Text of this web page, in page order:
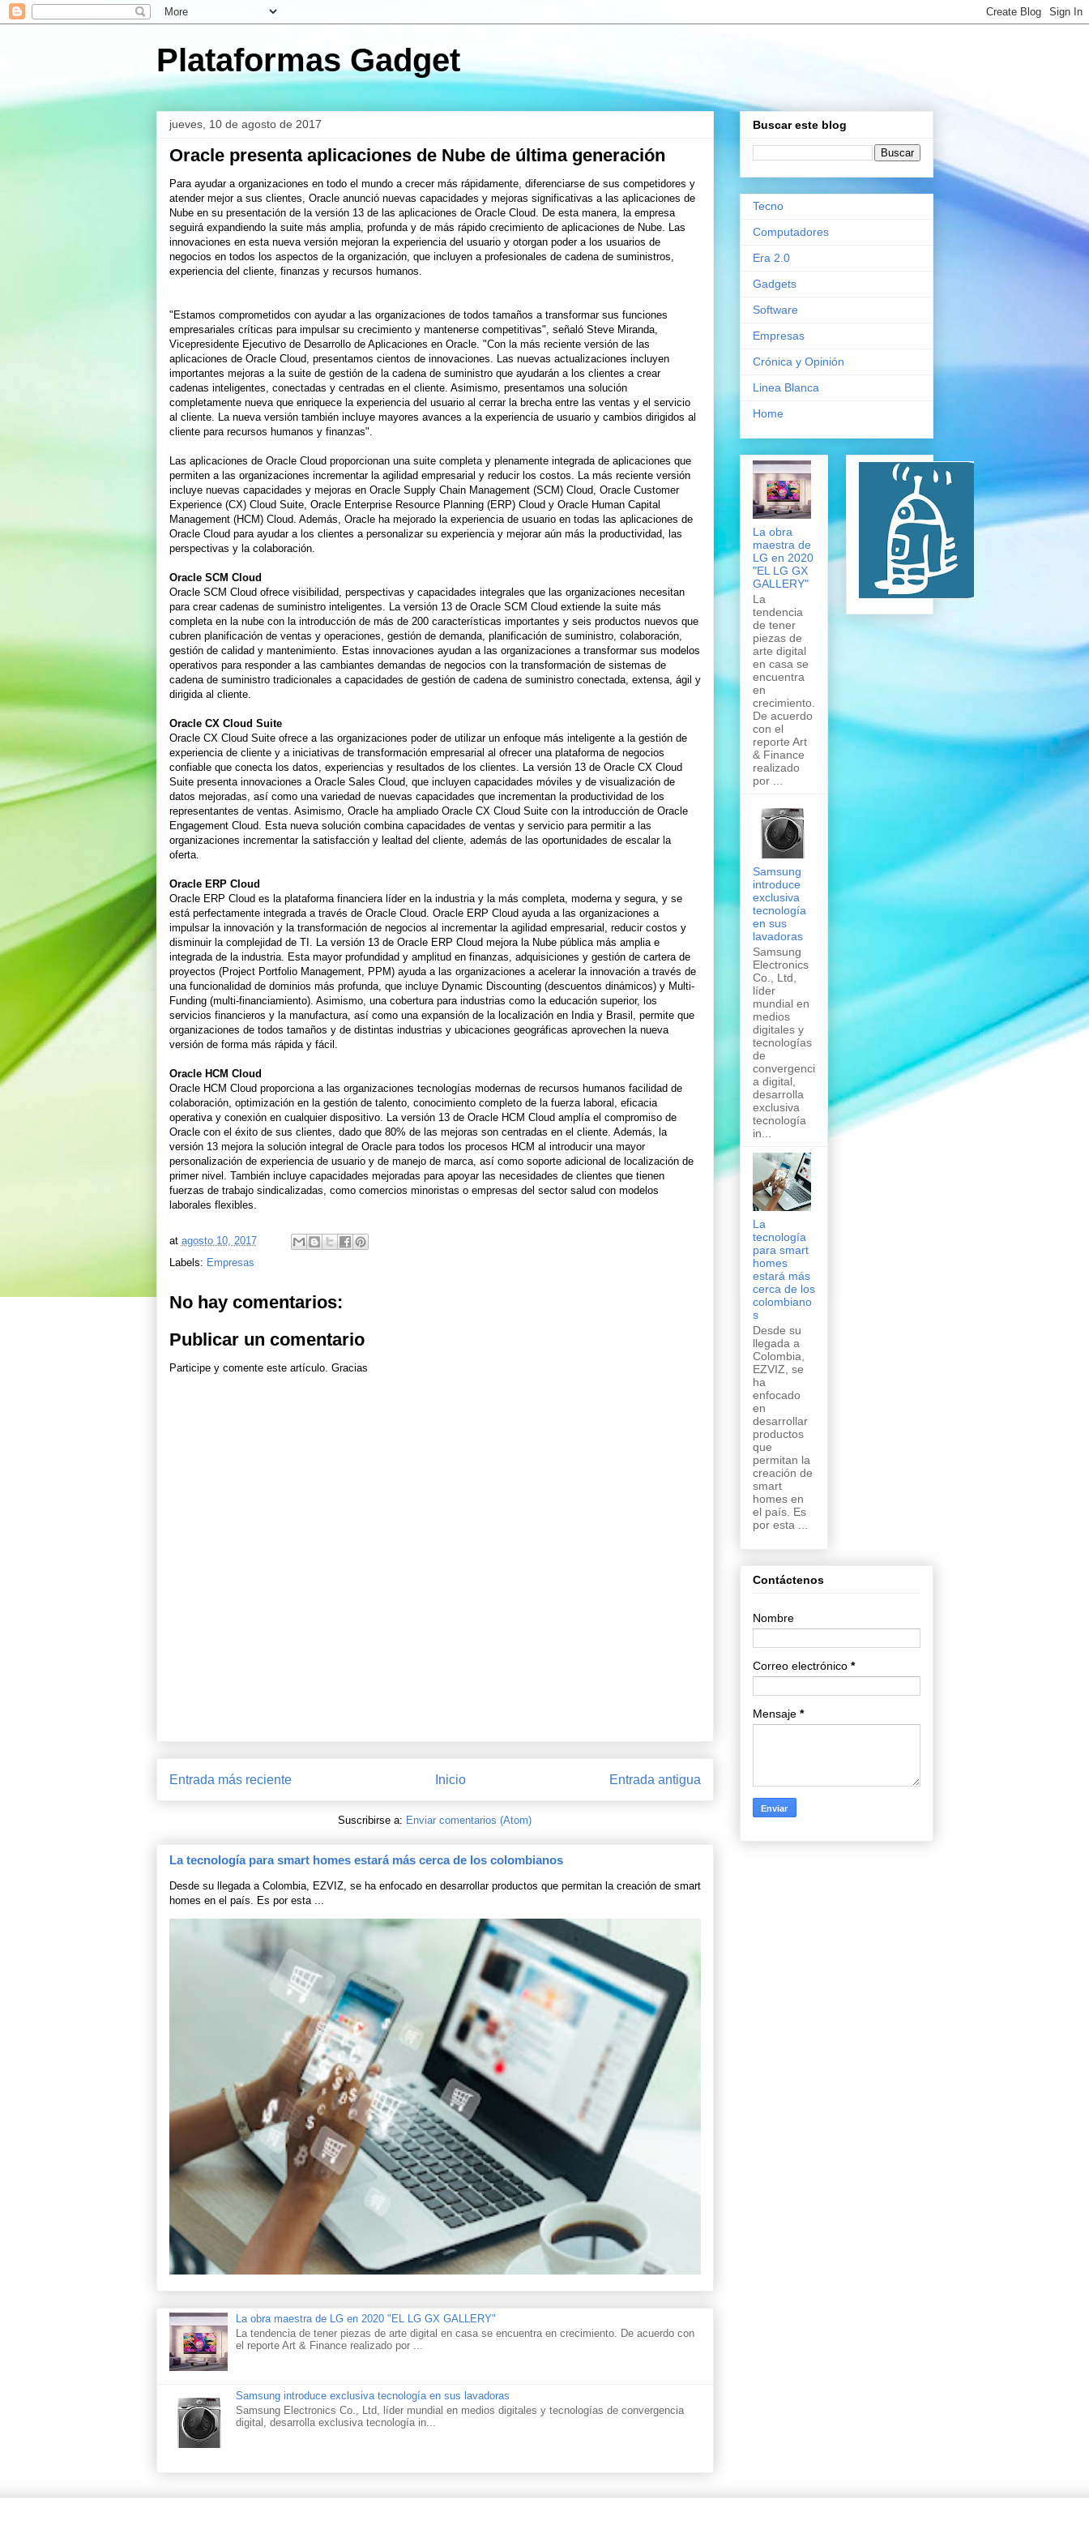
Plataformas Gadget
jueves, 10 de agosto de 2017
Oracle presenta aplicaciones de Nube de última generación
Para ayudar a organizaciones en todo el mundo a crecer más rápidamente, diferenciarse de sus competidores y
atender mejor a sus clientes, Oracle anunció nuevas capacidades y mejoras significativas a las aplicaciones de
Nube en su presentación de la versión 13 de las aplicaciones de Oracle Cloud. De esta manera, la empresa
seguirá expandiendo la suite más amplia, profunda y de más rápido crecimiento de aplicaciones de Nube. Las
innovaciones en esta nueva versión mejoran la experiencia del usuario y otorgan poder a los usuarios de
negocios en todos los aspectos de la organización, que incluyen a profesionales de cadena de suministros,
experiencia del cliente, finanzas y recursos humanos.
"Estamos comprometidos con ayudar a las organizaciones de todos tamaños a transformar sus funciones
empresariales críticas para impulsar su crecimiento y mantenerse competitivas", señaló Steve Miranda,
Vicepresidente Ejecutivo de Desarrollo de Aplicaciones en Oracle. "Con la más reciente versión de las
aplicaciones de Oracle Cloud, presentamos cientos de innovaciones. Las nuevas actualizaciones incluyen
importantes mejoras a la suite de gestión de la cadena de suministro que ayudarán a los clientes a crear
cadenas inteligentes, conectadas y centradas en el cliente. Asimismo, presentamos una solución
completamente nueva que enriquece la experiencia del usuario al cerrar la brecha entre las ventas y el servicio
al cliente. La nueva versión también incluye mayores avances a la experiencia de usuario y cambios dirigidos al
cliente para recursos humanos y finanzas".
Las aplicaciones de Oracle Cloud proporcionan una suite completa y plenamente integrada de aplicaciones que
permiten a las organizaciones incrementar la agilidad empresarial y reducir los costos. La más reciente versión
incluye nuevas capacidades y mejoras en Oracle Supply Chain Management (SCM) Cloud, Oracle Customer
Experience (CX) Cloud Suite, Oracle Enterprise Resource Planning (ERP) Cloud y Oracle Human Capital
Management (HCM) Cloud. Además, Oracle ha mejorado la experiencia de usuario en todas las aplicaciones de
Oracle Cloud para ayudar a los clientes a personalizar su experiencia y mejorar aún más la productividad, las
perspectivas y la colaboración.
Oracle SCM Cloud
Oracle SCM Cloud ofrece visibilidad, perspectivas y capacidades integrales que las organizaciones necesitan
para crear cadenas de suministro inteligentes. La versión 13 de Oracle SCM Cloud extiende la suite más
completa en la nube con la introducción de más de 200 características importantes y seis productos nuevos que
cubren planificación de ventas y operaciones, gestión de demanda, planificación de suministro, colaboración,
gestión de calidad y mantenimiento. Estas innovaciones ayudan a las organizaciones a transformar sus modelos
operativos para responder a las cambiantes demandas de negocios con la transformación de sistemas de
cadena de suministro tradicionales a capacidades de gestión de cadena de suministro conectada, extensa, ágil y
dirigida al cliente.
Oracle CX Cloud Suite
Oracle CX Cloud Suite ofrece a las organizaciones poder de utilizar un enfoque más inteligente a la gestión de
experiencia de cliente y a iniciativas de transformación empresarial al ofrecer una plataforma de negocios
confiable que conecta los datos, experiencias y resultados de los clientes. La versión 13 de Oracle CX Cloud
Suite presenta innovaciones a Oracle Sales Cloud, que incluyen capacidades móviles y de visualización de
datos mejoradas, así como una variedad de nuevas capacidades que incrementan la productividad de los
representantes de ventas. Asimismo, Oracle ha ampliado Oracle CX Cloud Suite con la introducción de Oracle
Engagement Cloud. Esta nueva solución combina capacidades de ventas y servicio para permitir a las
organizaciones incrementar la satisfacción y lealtad del cliente, además de las oportunidades de escalar la
oferta.
Oracle ERP Cloud
Oracle ERP Cloud es la plataforma financiera líder en la industria y la más completa, moderna y segura, y se
está perfectamente integrada a través de Oracle Cloud. Oracle ERP Cloud ayuda a las organizaciones a
impulsar la innovación y la transformación de negocios al incrementar la agilidad empresarial, reducir costos y
disminuir la complejidad de TI. La versión 13 de Oracle ERP Cloud mejora la Nube pública más amplia e
integrada de la industria. Esta mayor profundidad y amplitud en finanzas, adquisiciones y gestión de cartera de
proyectos (Project Portfolio Management, PPM) ayuda a las organizaciones a acelerar la innovación a través de
una funcionalidad de dominios más profunda, que incluye Dynamic Discounting (descuentos dinámicos) y Multi-
Funding (multi-financiamiento). Asimismo, una cobertura para industrias como la educación superior, los
servicios financieros y la manufactura, así como una expansión de la localización en India y Brasil, permite que
organizaciones de todos tamaños y de distintas industrias y ubicaciones geográficas aprovechen la nueva
versión de forma más rápida y fácil.
Oracle HCM Cloud
Oracle HCM Cloud proporciona a las organizaciones tecnologías modernas de recursos humanos facilidad de
colaboración, optimización en la gestión de talento, conocimiento completo de la fuerza laboral, eficacia
operativa y conexión en cualquier dispositivo. La versión 13 de Oracle HCM Cloud amplía el compromiso de
Oracle con el éxito de sus clientes, dado que 80% de las mejoras son centradas en el cliente. Además, la
versión 13 mejora la solución integral de Oracle para todos los procesos HCM al introducir una mayor
personalización de experiencia de usuario y de manejo de marca, así como soporte adicional de localización de
primer nivel. También incluye capacidades mejoradas para apoyar las necesidades de clientes que tienen
fuerzas de trabajo sindicalizadas, como comercios minoristas o empresas del sector salud con modelos
laborales flexibles.
at agosto 10, 2017
Labels: Empresas
No hay comentarios:
Publicar un comentario
Participe y comente este artículo. Gracias
Entrada más reciente Entrada antigua
Inicio
Suscribirse a: Enviar comentarios (Atom)
La tecnología para smart homes estará más cerca de los colombianos
Desde su llegada a Colombia, EZVIZ, se ha enfocado en desarrollar productos que permitan la creación de smart
homes en el país. Es por esta ...
La obra maestra de LG en 2020 "EL LG GX GALLERY"
La tendencia de tener piezas de arte digital en casa se encuentra en crecimiento. De acuerdo con
el reporte Art & Finance realizado por ...
Samsung introduce exclusiva tecnología en sus lavadoras
Samsung Electronics Co., Ltd, líder mundial en medios digitales y tecnologías de convergencia
digital, desarrolla exclusiva tecnología in...
Buscar este blog
Tecno
Computadores
Era 2.0
Gadgets
Software
Empresas
Crónica y Opinión
Linea Blanca
Home
La obra
maestra de
LG en 2020
"EL LG GX
GALLERY"
La
tendencia
de tener
piezas de
arte digital
en casa se
encuentra
en
crecimiento.
De acuerdo
con el
reporte Art
& Finance
realizado
por ...
Samsung
introduce
exclusiva
tecnología
en sus
lavadoras
Samsung
Electronics
Co., Ltd,
líder
mundial en
medios
digitales y
tecnologías
de
convergenci
a digital,
desarrolla
exclusiva
tecnología
in...
La
tecnología
para smart
homes
estará más
cerca de los
colombiano
s
Desde su
llegada a
Colombia,
EZVIZ, se
ha
enfocado
en
desarrollar
productos
que
permitan la
creación de
smart
homes en
el país. Es
por esta ...
Contáctenos
Nombre
Correo electrónico *
Mensaje *